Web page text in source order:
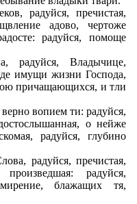
радуйся, пречистая,
адово, чертоже
радуйся, помоще
радуйся, Владычице,
имущи жизни Господа,
причащающихся, и тли
вопием ти: радуйся,
о нейже
радуйся, глубино
радуйся, пречистая,
радуйся,
блажащих тя,